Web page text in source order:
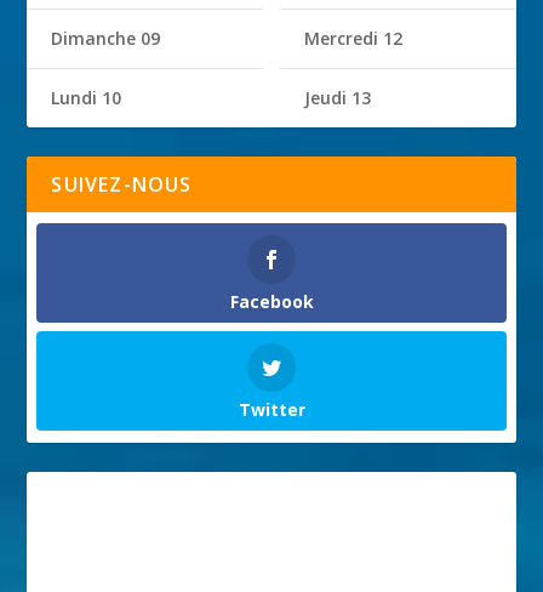
Dimanche 09
Lundi 10
Mercredi 12
Jeudi 13
SUIVEZ-NOUS
Facebook
Twitter